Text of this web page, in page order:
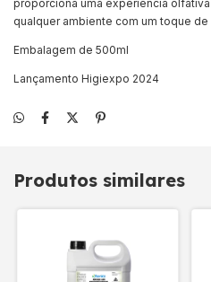
proporciona uma experiência
qualquer ambiente com um toque
Embalagem de 500ml
Lançamento Higiexpo 2024
Produtos similares